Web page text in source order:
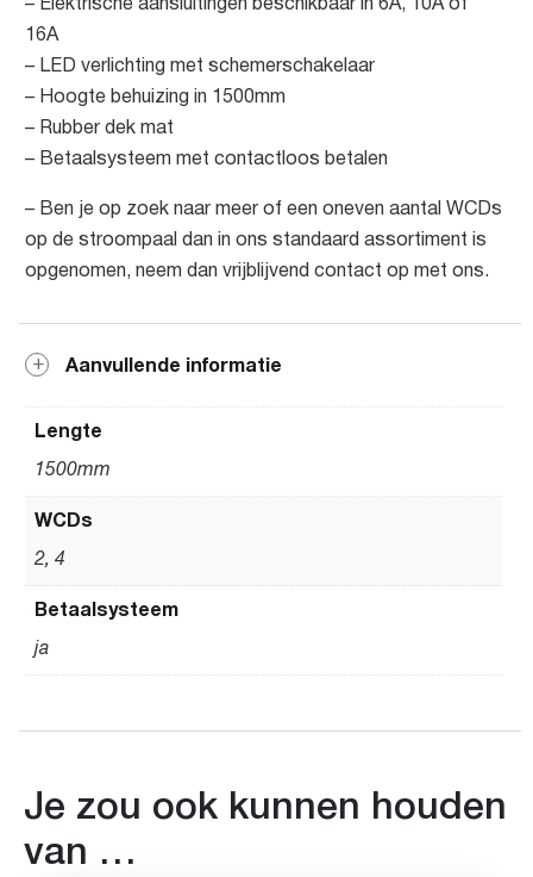
16A
– LED verlichting met schemerschakelaar
– Hoogte behuizing in 1500mm
– Rubber dek mat
– Betaalsysteem met contactloos betalen
– Ben je op zoek naar meer of een oneven aantal WCDs
op de stroompaal dan in ons standaard assortiment is
opgenomen, neem dan vrijblijvend contact op met ons.
Aanvullende informatie
Lengte
1500mm
WCDs
2, 4
Betaalsysteem
ja
Je zou ook kunnen houden
van …